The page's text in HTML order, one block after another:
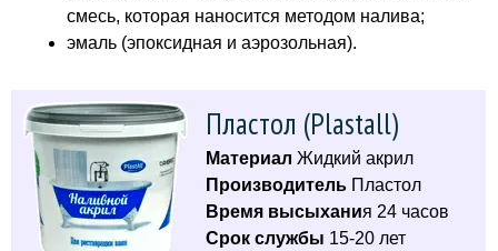
смесь, которая наносится методом налива;
эмаль (эпоксидная и аэрозольная).
Пластол (Plastall)
Материал Жидкий акрил
Производитель Пластол
Время высыхания 24 часов
Срок службы 15-20 лет